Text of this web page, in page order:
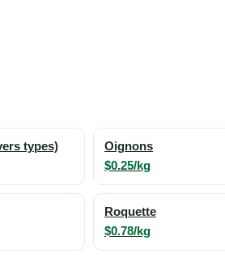
types) Oignons
$0.25/kg
Roquette
$0.78/kg